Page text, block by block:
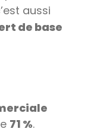
aussi
de base
71 %.